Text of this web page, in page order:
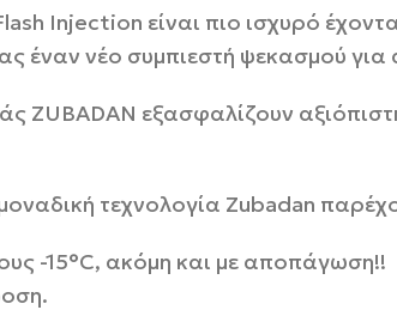
Injection είναι πιο ισχυρό
έναν νέο συμπιεστή ψεκασμού
ZUBADAN εξασφαλίζουν
τεχνολογία Zubadan
-15°C, ακόμη και με απoπάγωση!!